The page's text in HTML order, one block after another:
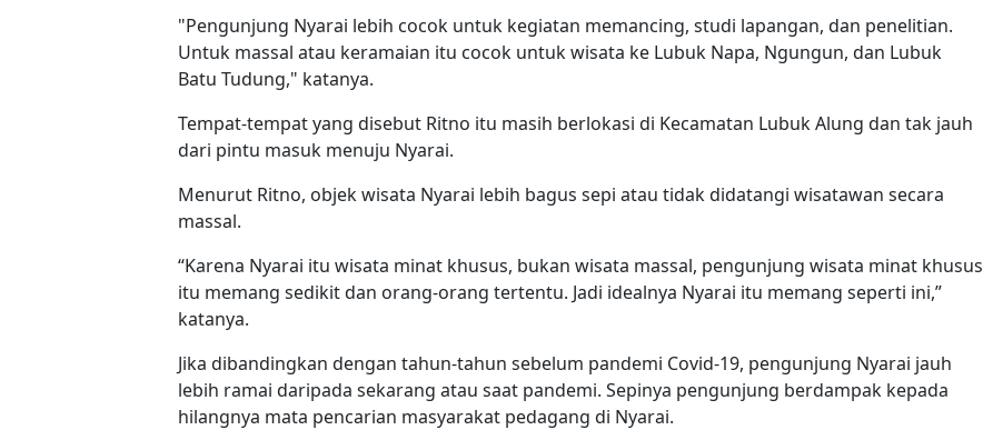
"Pengunjung Nyarai lebih cocok untuk kegiatan memancing, studi lapangan, dan penelitian.
Untuk massal atau keramaian itu cocok untuk wisata ke Lubuk Napa, Ngungun, dan Lubuk
Batu Tudung," katanya.
Tempat-tempat yang disebut Ritno itu masih berlokasi di Kecamatan Lubuk Alung dan tak jauh
dari pintu masuk menuju Nyarai.
Menurut Ritno, objek wisata Nyarai lebih bagus sepi atau tidak didatangi wisatawan secara
massal.
“Karena Nyarai itu wisata minat khusus, bukan wisata massal, pengunjung wisata minat khusus
itu memang sedikit dan orang-orang tertentu. Jadi idealnya Nyarai itu memang seperti ini,”
katanya.
Jika dibandingkan dengan tahun-tahun sebelum pandemi Covid-19, pengunjung Nyarai jauh
lebih ramai daripada sekarang atau saat pandemi. Sepinya pengunjung berdampak kepada
hilangnya mata pencarian masyarakat pedagang di Nyarai.